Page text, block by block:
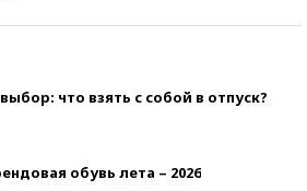
что взять с собой в отпуск?
обувь лета – 2026